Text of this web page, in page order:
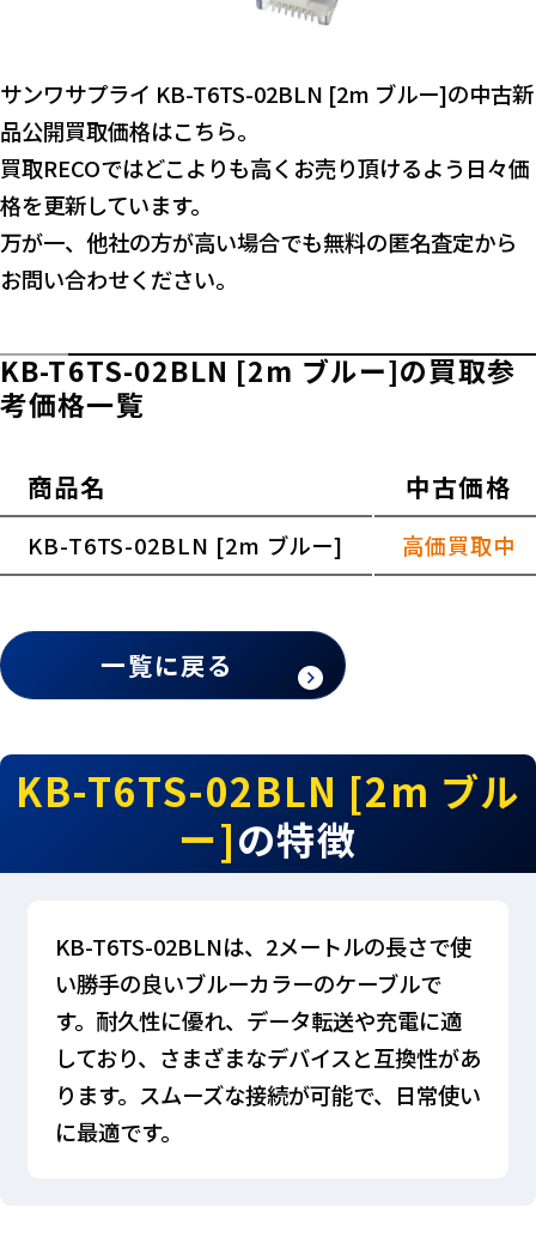
サンワサプライ KB-T6TS-02BLN [2m ブルー]の中古新
品公開買取価格はこちら。
買取RECOではどこよりも高くお売り頂けるよう日々価
格を更新しています。
万が一、他社の方が高い場合でも無料の匿名査定から
お問い合わせください。
KB-T6TS-02BLN [2m ブルー]の買取参
考価格一覧
商品名 中古価格
KB-T6TS-02BLN [2m ブルー] 高価買取中
一覧に戻る
KB-T6TS-02BLN [2m ブル
ー]の特徴
KB-T6TS-02BLNは、2メートルの長さで使
い勝手の良いブルーカラーのケーブルで
す。耐久性に優れ、データ転送や充電に適
しており、さまざまなデバイスと互換性があ
ります。スムーズな接続が可能で、日常使い
に最適です。